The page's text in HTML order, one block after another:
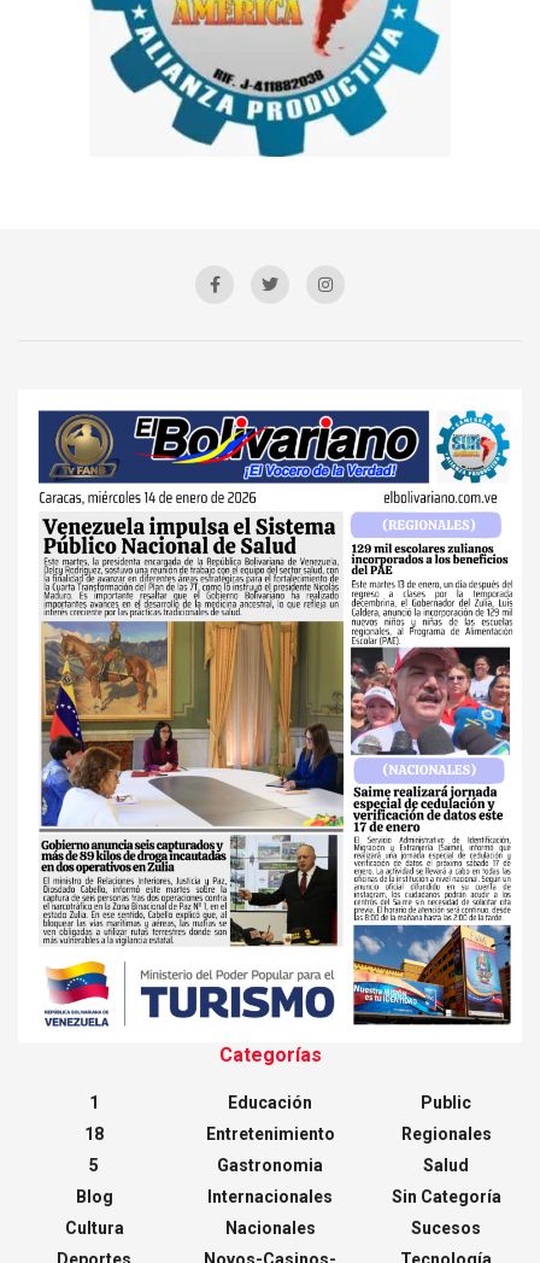
Categorías
1
18
5
Blog
Cultura
Educación
Entretenimiento
Gastronomia
Internacionales
Nacionales
Public
Regionales
Salud
Sin Categoría
Sucesos